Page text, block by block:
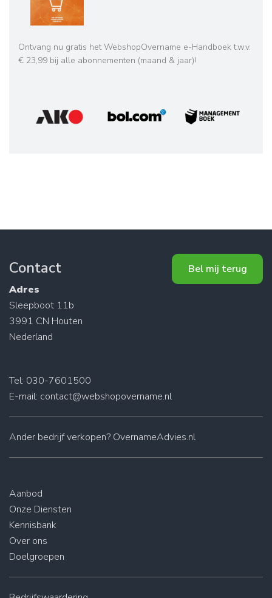
Ontvang nu gratis het WebshopOvername e-Handboek t.w.v.
€ 23,99 bij alle abonnementen (maand & jaar)!
Contact
Adres
Sleepboot 11b
3991 CN Houten
Nederland
Bel mij terug
Tel: 030-7601500
E-mail: contact@webshopovername.nl
Ander bedrijf verkopen? OvernameAdvies.nl
Aanbod
Onze Diensten
Kennisbank
Over ons
Doelgroepen